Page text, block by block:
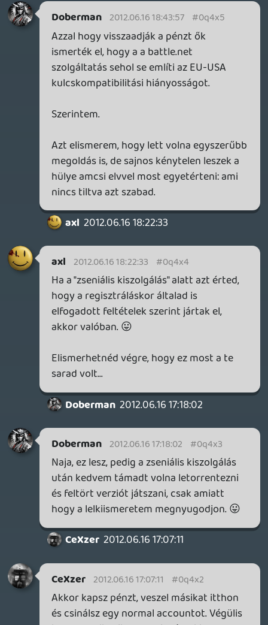
Az hogy ki lép be az accountba és mennyi
távolság van a között térben és időben
érdekes módon eddig nem zavarta őket.
Bár játék nem volt az acchoz linkelve, de
gond nélkül tudott tesóm is ki-be lépkedni,
ezzel kapcsolatban.
elszaladt az egész a kulcs beloggolás volt.
Ha ugyanis simán csak beveri skype-ba
vagy akárhova és én innen saját kézzel
csinálok mindent, talán nincs ez a
blogpost.
Mellesleg kb legalább 24 óra telt el kulcs
beloggolás és az azt követő én
klienst is blizzard honlapjáról töltöttem le,
nehogy kettéálljon a fülük. Tehát elvileg
nekik látniuk kellene, hogy amcsi kulcs van
bereggelve és ahhoz amcsi klienst
adjanak/töltsek le. Majd ezt követően írja
azt hogy régió összeférhetetlenség. Vagy
szóval nem értem mi alapján döntik el
hogy most akkor épp melyik régióban
Pl. Guild Warsban a tököt nem érdekli az,
Európából vagy Japánból játszok, mert
csináltam, és nem tiltottak le, nem jött
ha megvette, és többek között ott is lehet
online pénzt meg miegymást elverni, ergo
ÁÁÁÁ nem, blizzardnál egyből kiszűrik ha
valakinek már a szeme furcsán áll, és
permbannal jutalmaznak.
(Egy játékfejlesztő ismerősömnek
folyamatosan konzultálom milyen
szimpatikusan járnak el az urak a messzi
mondott, hogy: Sony komplexusban
szenvednek egy ideje, mert azt hiszek,
hogy mindent megtehetnek, pedig nem )
CeXzer 2012.06.15 16:49:37